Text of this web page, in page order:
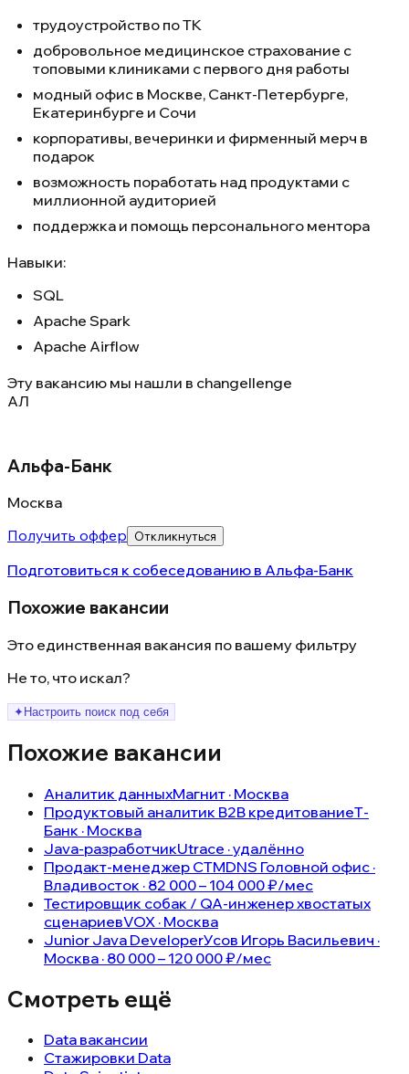
трудоустройство по ТК
добровольное медицинское страхование с
топовыми клиниками с первого дня работы
модный офис в Москве, Санкт-Петербурге,
Екатеринбурге и Сочи
корпоративы, вечеринки и фирменный мерч в
подарок
возможность поработать над продуктами с
миллионной аудиторией
поддержка и помощь персонального ментора
Навыки:
SQL
Apache Spark
Apache Airflow
Эту вакансию мы нашли в changellenge
АЛ
Альфа-Банк
Москва
Получить оффер
Откликнуться
Подготовиться к собеседованию в Альфа-Банк
Похожие вакансии
Это единственная вакансия по вашему фильтру
Не то, что искал?
✦ Настроить поиск под себя
Похожие вакансии
Аналитик данныхМагнит · Москва
Продуктовый аналитик B2B кредитованиеТ-
Банк · Москва
Java-разработчикUtrace · удалённо
Продакт-менеджер СТМDNS Головной офис ·
Владивосток · 82 000 – 104 000 ₽/мес
Тестировщик собак / QA-инженер хвостатых
сценариевVOX · Москва
Junior Java DeveloperУсов Игорь Васильевич ·
Москва · 80 000 – 120 000 ₽/мес
Смотреть ещё
Data вакансии
Стажировки Data